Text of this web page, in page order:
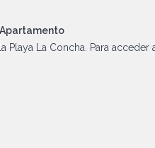
Apartamento
La Concha. Para acceder